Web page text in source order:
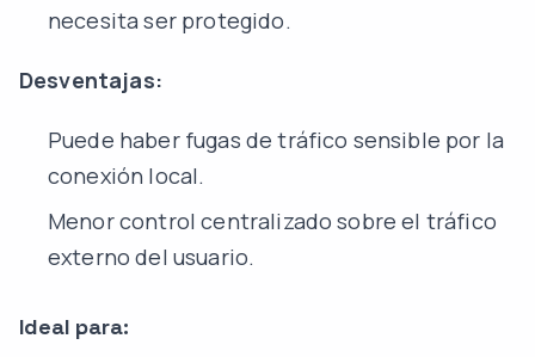
necesita ser protegido.
Desventajas:
Puede haber fugas de tráfico sensible por la
conexión local.
Menor control centralizado sobre el tráfico
externo del usuario.
Ideal para: